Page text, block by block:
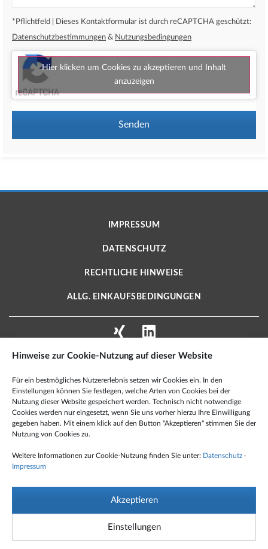
Hinweise zur Cookie-Nutzung auf dieser Website
Für ein bestmögliches Nutzererlebnis setzen wir Cookies ein. In den
Einstellungen können Sie festlegen, welche Arten von Cookies bei der
Nutzung dieser Website gespeichert werden. Technisch nicht notwendige
Cookies werden nur eingesetzt, wenn Sie uns vorher hierzu Ihre Einwilligung
gegeben haben. Mit einem klick auf den Button "Akzeptieren" stimmen Sie der
Nutzung von Cookies zu.
Weitere Informationen zur Cookie-Nutzung finden Sie unter: Datenschutz ·
Impressum
Akzeptieren
Einstellungen
*Pflichtfeld | Dieses Kontaktformular ist durch reCAPTCHA geschützt:
Datenschutzbestimmungen & Nutzungsbedingungen
Hier klicken um Cookies zu akzeptieren und Inhalt
anzuzeigen
Senden
IMPRESSUM
DATENSCHUTZ
RECHTLICHE HINWEISE
ALLG. EINKAUFSBEDINGUNGEN
Schmiedestraße 2 A
15745 Wildau · Deutschland
Tel.: +49 3375 959 60 100
Fax: +49 6349 995 99 501
X2E System Engineering GmbH